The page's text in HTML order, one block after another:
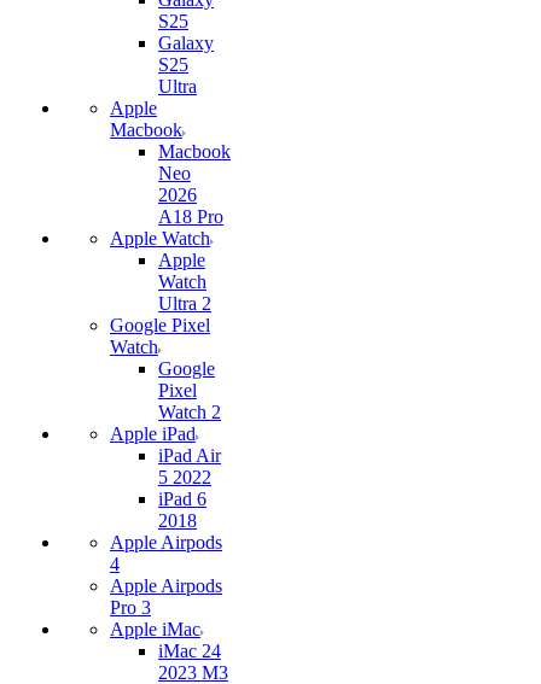
S25
Galaxy
S25
Ultra
Apple
Macbook
Macbook
Neo
2026
A18 Pro
Apple Watch
Apple
Watch
Ultra 2
Google Pixel
Watch
Google
Pixel
Watch 2
Apple iPad
iPad Air
5 2022
iPad 6
2018
Apple Airpods
4
Apple Airpods
Pro 3
Apple iMac
iMac 24
2023 M3